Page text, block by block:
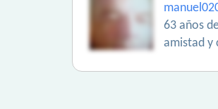
63 años
amistad y